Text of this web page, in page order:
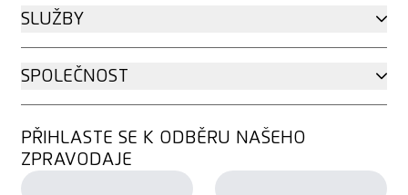
SLUŽBY
SPOLEČNOST
PŘIHLASTE SE K ODBĚRU NAŠEHO
ZPRAVODAJE